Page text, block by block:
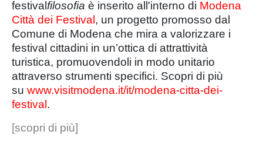
Modena Città dei Festival
festivalfilosofiaè inserito all'interno diModena
Città dei Festival, un progetto promosso dal
Comune di Modena che mira a valorizzare i
festival cittadini in un’ottica di attrattività
turistica, promuovendoli in modo unitario
attraverso strumenti specifici. Scopri di più
festival .